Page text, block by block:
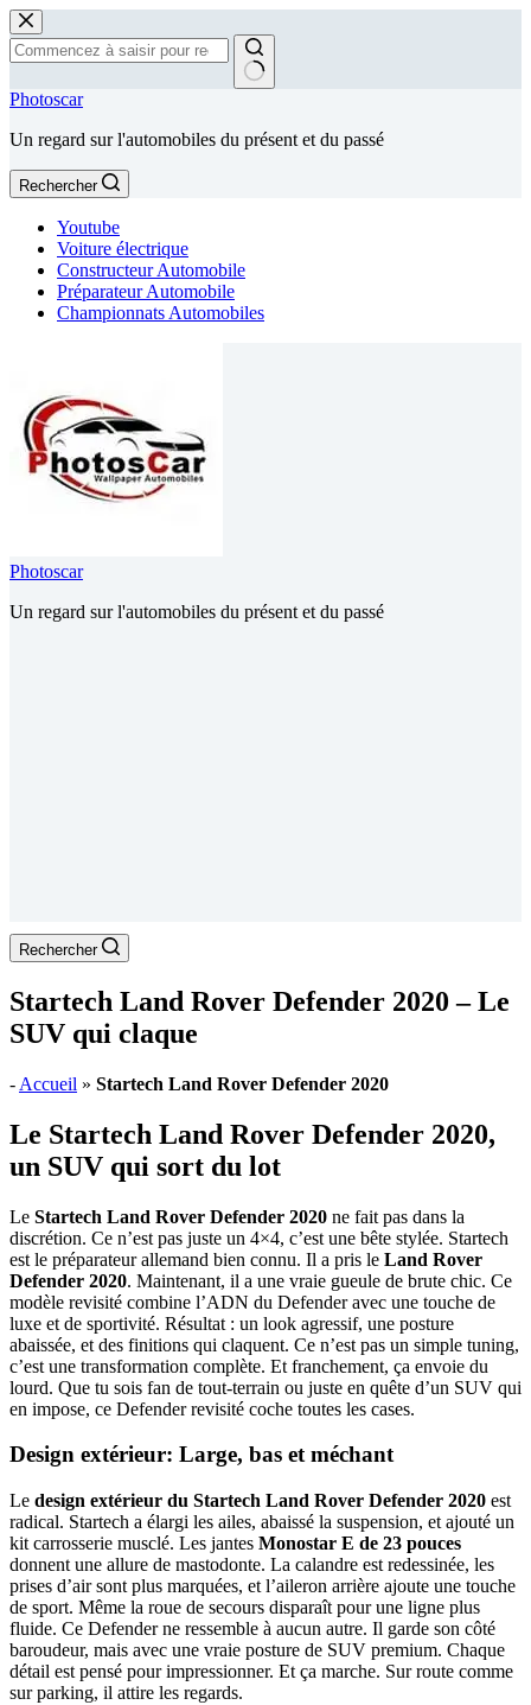
Passer
au
contenu
Aucun
Photoscar
Un regard sur l'automobiles du présent et du passé
Rechercher
Youtube
Voiture électrique
Constructeur Automobile
Préparateur Automobile
Championnats Automobiles
Photoscar
Un regard sur l'automobiles du présent et du passé
Rechercher
Startech Land Rover Defender 2020 – Le
SUV qui claque
- Accueil » Startech Land Rover Defender 2020
Le Startech Land Rover Defender 2020,
un SUV qui sort du lot
Le Startech Land Rover Defender 2020 ne fait pas dans la
discrétion. Ce n’est pas juste un 4×4, c’est une bête stylée. Startech
est le préparateur allemand bien connu. Il a pris le Land Rover
Defender 2020. Maintenant, il a une vraie gueule de brute chic. Ce
modèle revisité combine l’ADN du Defender avec une touche de
luxe et de sportivité. Résultat : un look agressif, une posture
abaissée, et des finitions qui claquent. Ce n’est pas un simple tuning,
c’est une transformation complète. Et franchement, ça envoie du
lourd. Que tu sois fan de tout-terrain ou juste en quête d’un SUV qui
en impose, ce Defender revisité coche toutes les cases.
Design extérieur: Large, bas et méchant
Le design extérieur du Startech Land Rover Defender 2020 est
radical. Startech a élargi les ailes, abaissé la suspension, et ajouté un
kit carrosserie musclé. Les jantes Monostar E de 23 pouces
donnent une allure de mastodonte. La calandre est redessinée, les
prises d’air sont plus marquées, et l’aileron arrière ajoute une touche
de sport. Même la roue de secours disparaît pour une ligne plus
fluide. Ce Defender ne ressemble à aucun autre. Il garde son côté
baroudeur, mais avec une vraie posture de SUV premium. Chaque
détail est pensé pour impressionner. Et ça marche. Sur route comme
sur parking, il attire les regards.